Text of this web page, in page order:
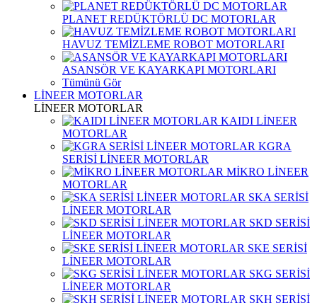
PLANET REDÜKTÖRLÜ DC MOTORLAR
HAVUZ TEMİZLEME ROBOT MOTORLARI
ASANSÖR VE KAYARKAPI MOTORLARI
Tümünü Gör
LİNEER MOTORLAR
LİNEER MOTORLAR
KAIDI LİNEER
MOTORLAR
KGRA
SERİSİ LİNEER MOTORLAR
MİKRO LİNEER
MOTORLAR
SKA SERİSİ
LİNEER MOTORLAR
SKD SERİSİ
LİNEER MOTORLAR
SKE SERİSİ
LİNEER MOTORLAR
SKG SERİSİ
LİNEER MOTORLAR
SKH SERİSİ